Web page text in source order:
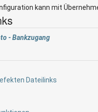
kann mit
- Bankzugang
Dateilinks